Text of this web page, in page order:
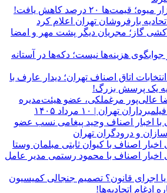
خبر خوش برای بازار میوه؛ قیمت‌ها ۲۰ درصد کاهش یافت!
بارفروشان تهران اعلام کرد
گاز؛ مجریان دیگر پشت مهر و امضا
هزینه‌ها نیست؛ دکه‌ها در آستانه
اتاق اصناف تهران؛ دیدار عارف با
یک پرسش بزرگ!
عالی‌پور مرغملکی، عضو هیئت‌مدیره
تهران | ۱۰ مرداد ۱۴۰۵
اخبار اصناف وحید پیغامی نسب عضو
و درودگران تهران
اصناف با کیوان ثابتی مبلمان وستا
اصناف با محمود رستمی مدیر عامل
اجرای قانون؟ تصمیم جنجالی کمیسیون
ادغام اتحادیه‌ها!